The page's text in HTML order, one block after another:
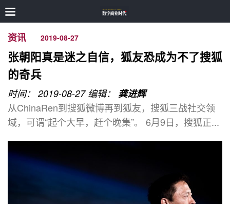
资讯 2019-08-27
张朝阳真是迷之自信，狐友恐成为不了搜狐
的奇兵
时间： 2019-08-27 编辑： 龚进辉
从ChinaRen到搜狐微博再到狐友，搜狐三战社交领
域，可谓“起个大早，赶个晚集”。 6月9日，搜狐正...